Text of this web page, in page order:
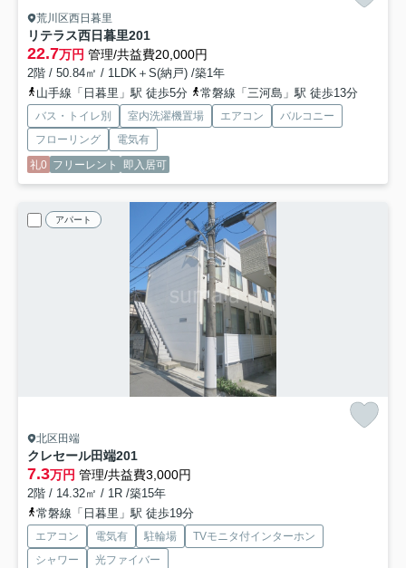
荒川区西日暮里
リテラス西日暮里201
22.7万円 管理/共益費20,000円
2階 / 50.84㎡ / 1LDK＋S(納戸) /築1年
山手線「日暮里」駅 徒歩5分
常磐線「三河島」駅 徒歩13分
バス・トイレ別 室内洗濯機置場 エアコン
バルコニー
フローリング
電気有
礼0 フリーレント 即入居可
アパート
北区田端
クレセール田端201
7.3万円 管理/共益費3,000円
2階 / 14.32㎡ / 1R /築15年
常磐線「日暮里」駅 徒歩19分
エアコン 電気有 駐輪場
TVモニタ付インターホン
シャワー
光ファイバー